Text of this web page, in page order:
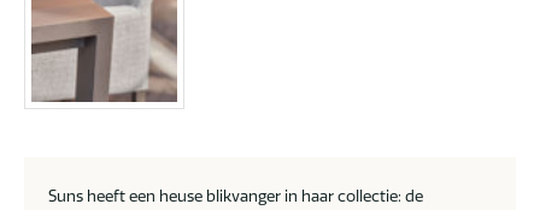
Suns heeft een heuse blikvanger in haar collectie: de